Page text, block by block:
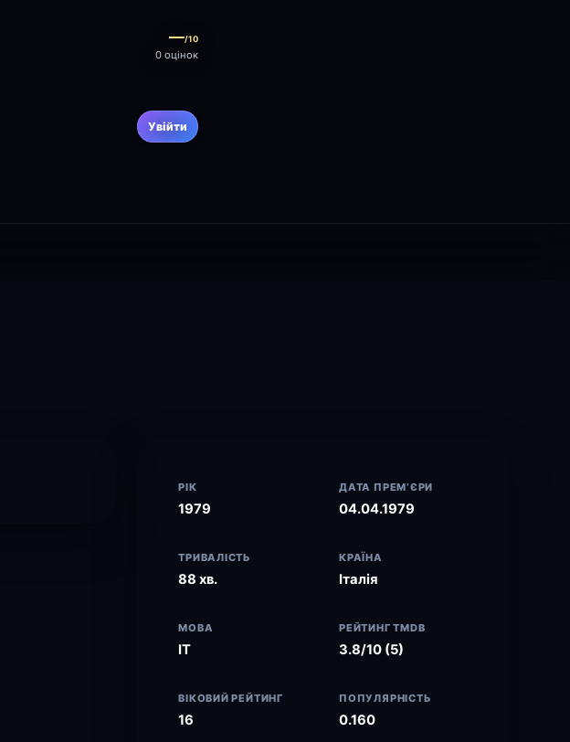
—/10
0 оцінок
Увійти
РІК
1979
ДАТА ПРЕМ’ЄРИ
04.04.1979
ТРИВАЛІСТЬ
88 хв.
КРАЇНА
Італія
МОВА
IT
РЕЙТИНГ TMDB
3.8/10 (5)
ВІКОВИЙ РЕЙТИНГ
16
ПОПУЛЯРНІСТЬ
0.160